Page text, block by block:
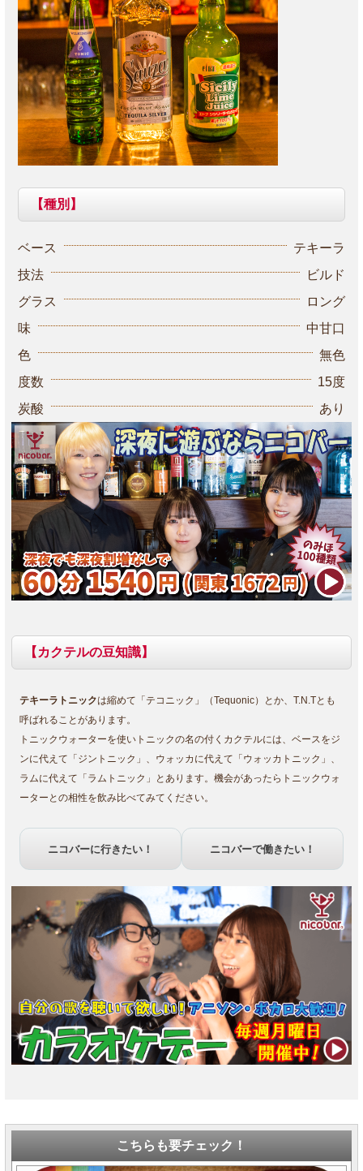
【種別】
ベース
テキーラ
技法
ビルド
グラス
ロング
味
中甘口
色
無色
度数
15度
炭酸
あり
【カクテルの豆知識】
テキーラトニックは縮めて「テコニック」（Tequonic）とか、T.N.Tとも
呼ばれることがあります。
トニックウォーターを使いトニックの名の付くカクテルには、ベースをジ
ンに代えて「ジントニック」、ウォッカに代えて「ウォッカトニック」、
ラムに代えて「ラムトニック」とあります。機会があったらトニックウォ
ーターとの相性を飲み比べてみてください。
ニコバーに行きたい！ ニコバーで働きたい！
こちらも要チェック！